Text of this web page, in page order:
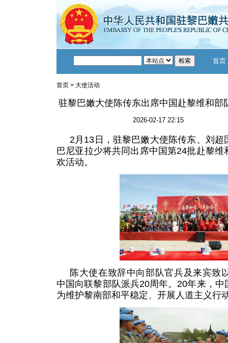
首页
首页 > 大使活动
驻黎巴嫩大使陈传东出席中国赴黎维和部
2026-02-17 22:15
2月13日，驻黎巴嫩大使陈传东、刘
巴尼亚拉少将共同出席中国第24批赴黎
欢活动。
陈大使在致辞中向部队官兵及来宾致
中国向联黎部队派兵20周年。20年来，
为维护黎南部和平稳定、开展人道主义行